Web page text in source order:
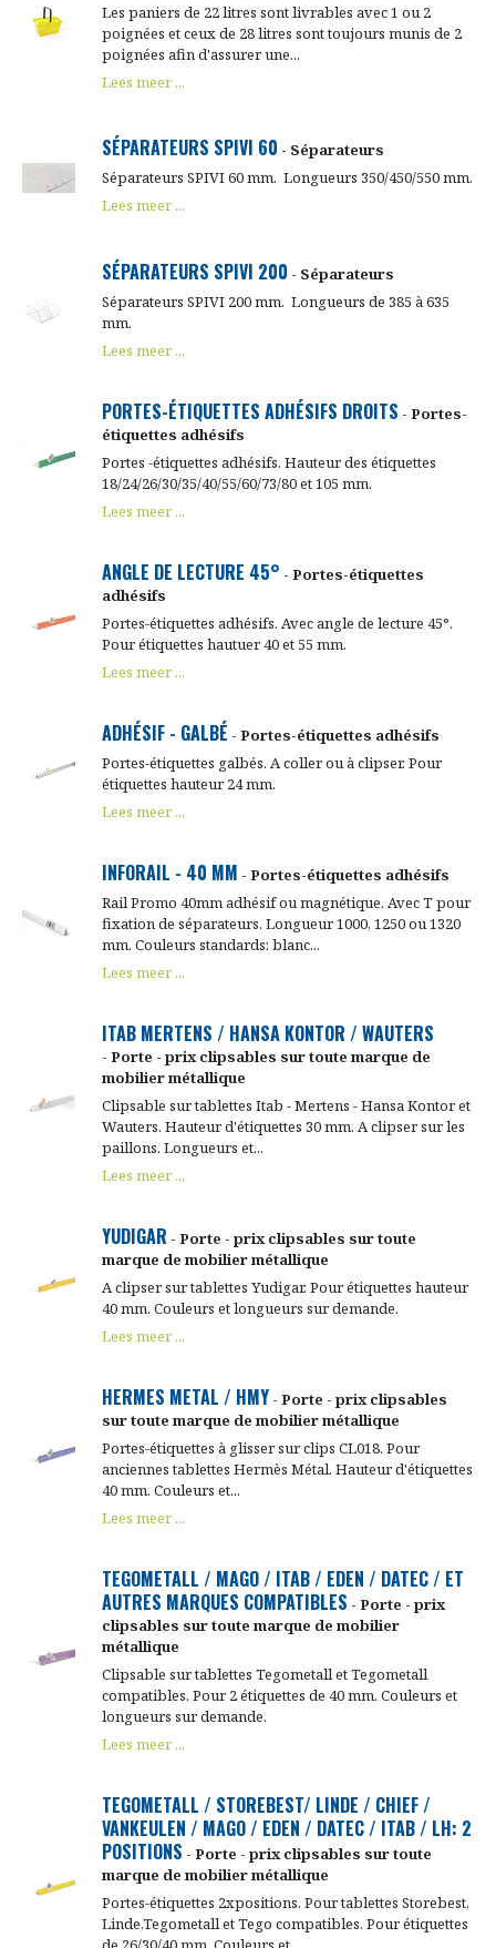
Les paniers de 22 litres sont livrables avec 1 ou 2
poignées et ceux de 28 litres sont toujours munis de 2
poignées afin d'assurer une...
Lees meer ...
SÉPARATEURS SPIVI 60 - Séparateurs
Séparateurs SPIVI 60 mm. Longueurs 350/450/550 mm.
Lees meer ...
SÉPARATEURS SPIVI 200 - Séparateurs
Séparateurs SPIVI 200 mm. Longueurs de 385 à 635
mm.
Lees meer ...
PORTES-ÉTIQUETTES ADHÉSIFS DROITS - Portes-
étiquettes adhésifs
Portes -étiquettes adhésifs. Hauteur des étiquettes
18/24/26/30/35/40/55/60/73/80 et 105 mm.
Lees meer ...
ANGLE DE LECTURE 45° - Portes-étiquettes
adhésifs
Portes-étiquettes adhésifs. Avec angle de lecture 45°.
Pour étiquettes hautuer 40 et 55 mm.
Lees meer ...
ADHÉSIF - GALBÉ - Portes-étiquettes adhésifs
Portes-étiquettes galbés. A coller ou à clipser. Pour
étiquettes hauteur 24 mm.
Lees meer ...
INFORAIL - 40 MM - Portes-étiquettes adhésifs
Rail Promo 40mm adhésif ou magnétique. Avec T pour
fixation de séparateurs. Longueur 1000, 1250 ou 1320
mm. Couleurs standards: blanc...
Lees meer ...
ITAB MERTENS / HANSA KONTOR / WAUTERS
- Porte - prix clipsables sur toute marque de
mobilier métallique
Clipsable sur tablettes Itab - Mertens - Hansa Kontor et
Wauters. Hauteur d'étiquettes 30 mm. A clipser sur les
paillons. Longueurs et...
Lees meer ...
YUDIGAR - Porte - prix clipsables sur toute
marque de mobilier métallique
A clipser sur tablettes Yudigar. Pour étiquettes hauteur
40 mm. Couleurs et longueurs sur demande.
Lees meer ...
HERMES METAL / HMY- Porte - prix clipsables
sur toute marque de mobilier métallique
Portes-étiquettes à glisser sur clips CL018. Pour
anciennes tablettes Hermès Métal. Hauteur d'étiquettes
40 mm. Couleurs et...
Lees meer ...
TEGOMETALL / MAGO / ITAB / EDEN / DATEC / ET
AUTRES MARQUES COMPATIBLES - Porte - prix
clipsables sur toute marque de mobilier
métallique
Clipsable sur tablettes Tegometall et Tegometall
compatibles. Pour 2 étiquettes de 40 mm. Couleurs et
longueurs sur demande.
Lees meer ...
TEGOMETALL / STOREBEST/ LINDE / CHIEF /
VANKEULEN / MAGO / EDEN / DATEC / ITAB / LH: 2
POSITIONS - Porte - prix clipsables sur toute
marque de mobilier métallique
Portes-étiquettes 2xpositions. Pour tablettes Storebest,
Linde,Tegometall et Tego compatibles. Pour étiquettes